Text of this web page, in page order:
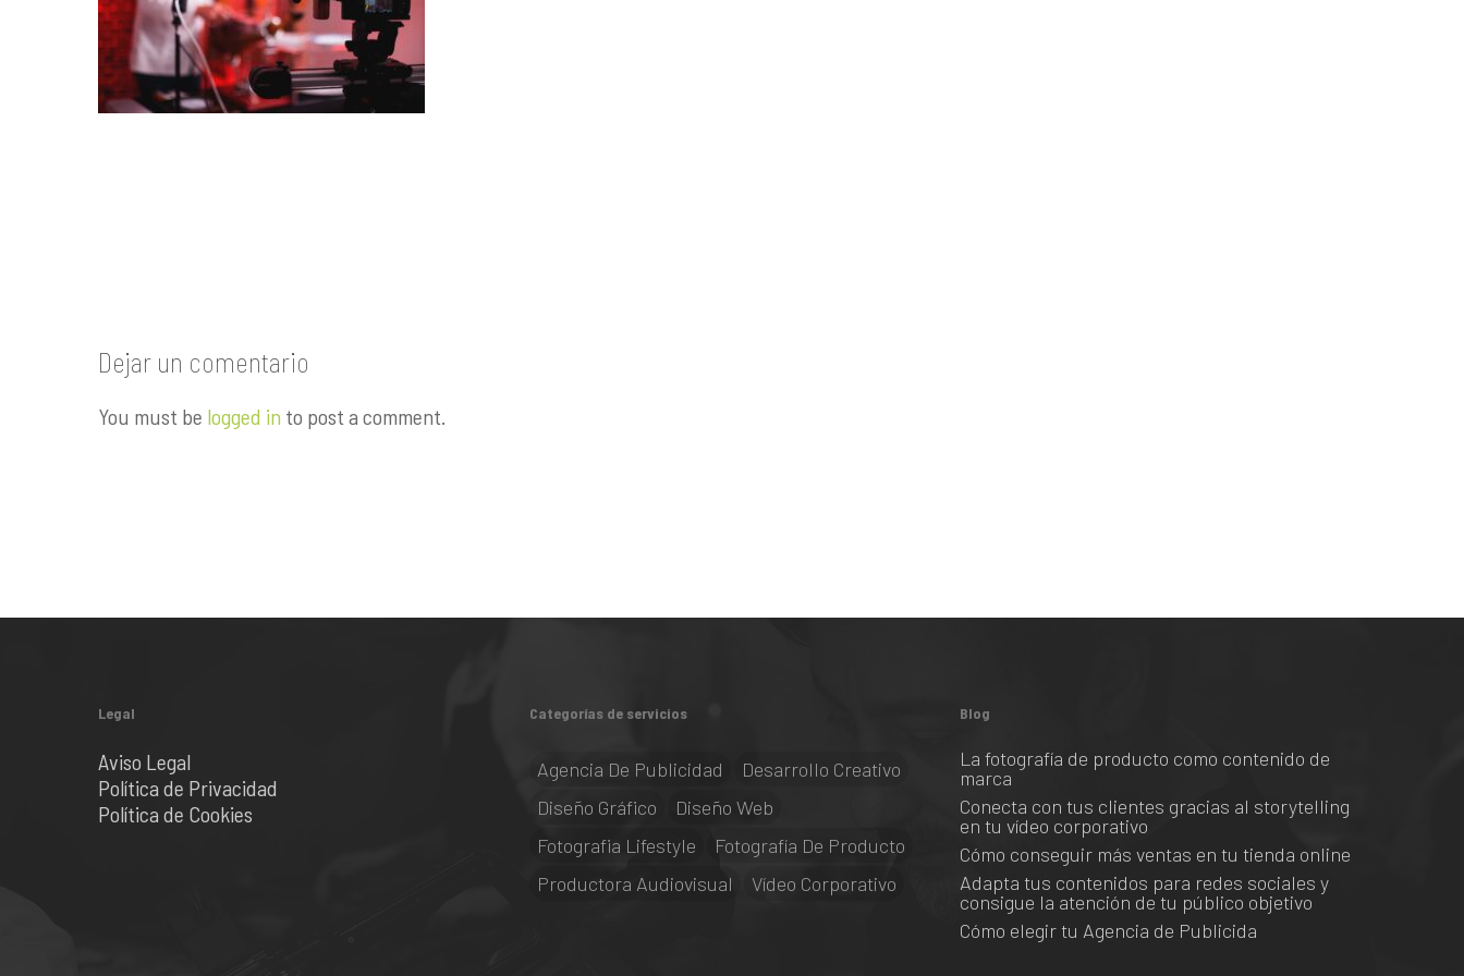
Dejar un comentario
You must be logged in to post a comment.
Legal
Aviso Legal
Política de Privacidad
Política de Cookies
Categorías de servicios
Agencia De Publicidad
Desarrollo Creativo
Diseño Gráfico
Diseño Web
Fotografia Lifestyle
Fotografía De Producto
Productora Audiovisual
Vídeo Corporativo
Blog
La fotografía de producto como contenido de
marca
Conecta con tus clientes gracias al storytelling
en tu vídeo corporativo
Cómo conseguir más ventas en tu tienda online
Adapta tus contenidos para redes sociales y
consigue la atención de tu público objetivo
Cómo elegir tu Agencia de Publicida